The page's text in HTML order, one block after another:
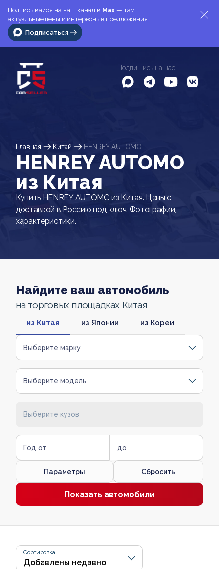
Подписывайся на наш канал в Max — там
актуальные цены и интересные предложения
Подписаться
Подпишись на нас
Главная Китай HENREY AUTOMO
HENREY AUTOMO
из Китая
Купить HENREY AUTOMO из Китая. Цены с
доставкой в Россию под ключ. Фотографии,
характеристики.
Найдите ваш автомобиль
на торговых площадках Китая
из Китая из Японии из Кореи
Выберите марку
Выберите модель
Выберите кузов
Год от до
Параметры Сбросить
Показать автомобили
Сортировка